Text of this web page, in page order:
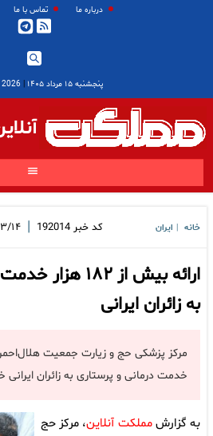
درباره ما تماس با ما
پنجشنبه ۱۵ مرداد ۱۴۰۵ |
2026 August 6
خانه ایران کد خبر 192014
| ۱۴۰۵/
ارائه بیش از
به زائران ایرانی
خدمت درمانی و پرستاری به زائران ایرانی
به گزارشمملکت آنلاین، مرکز حج